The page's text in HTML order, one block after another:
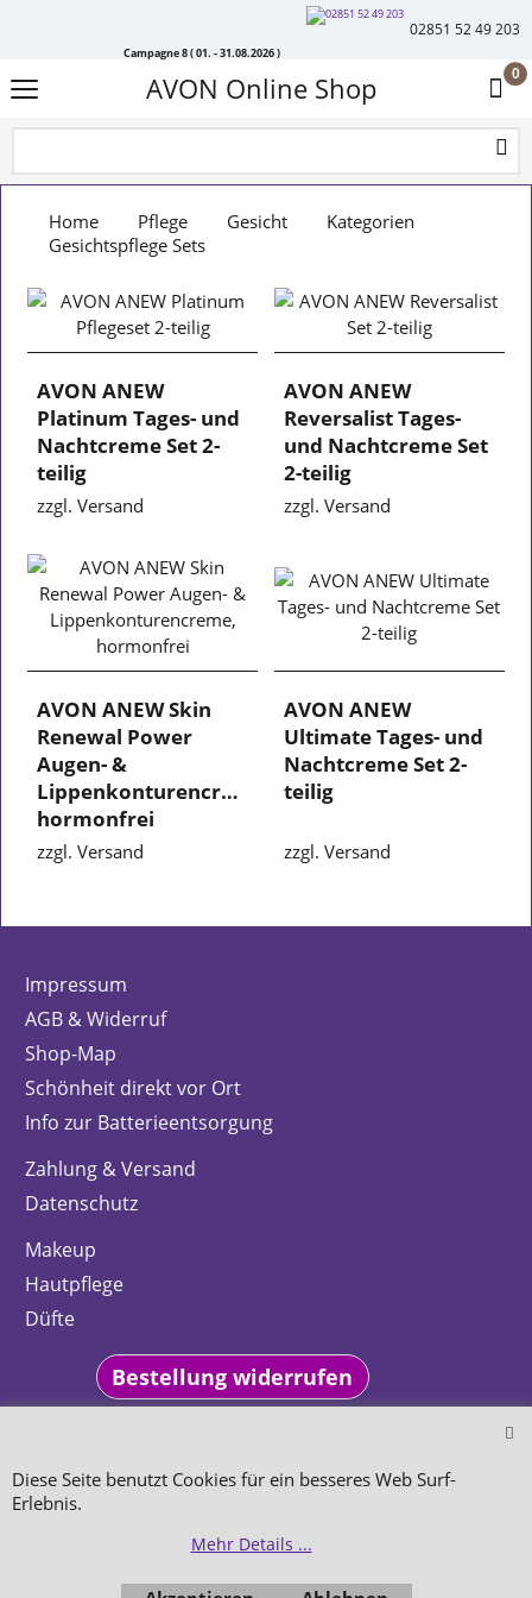
Campagne 8 ( 01. - 31.08.2026 )
02851 52 49 203
AVON Online Shop 0
Home Pflege Gesicht
Kategorien
Gesichtspflege Sets
AVON ANEW
Platinum Tages- und
Nachtcreme Set 2-
teilig
zzgl. Versand
AVON ANEW
Reversalist Tages-
und Nachtcreme Set
2-teilig
zzgl. Versand
AVON ANEW Skin
Renewal Power
Augen- &
Lippenkonturencreme,
hormonfrei
zzgl. Versand
AVON ANEW
Ultimate Tages- und
Nachtcreme Set 2-
teilig
zzgl. Versand
Impressum
AGB & Widerruf
Shop-Map
Schönheit direkt vor Ort
Info zur Batterieentsorgung
Zahlung & Versand
Datenschutz
Makeup
Hautpflege
Düfte
Bestellung widerrufen
ShopFactory Shop
Software.
Diese Seite benutzt Cookies für ein besseres Web Surf-
Erlebnis.
Mehr Details ...